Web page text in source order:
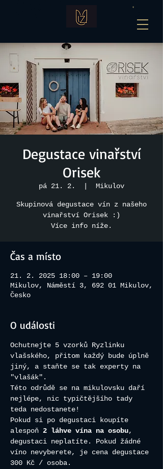
Degustace vinařství
Orisek
pá 21. 2. Mikulov
Skupinová degustace vín z našeho
vinařství Orisek :)
Více info níže.
Čas a místo
21. 2. 2025 18:00 – 19:00
Mikulov, Náměstí 3, 692 01 Mikulov,
Česko
O události
Ochutnejte 5 vzorků Ryzlinku
vlašského, přitom každý bude úplně
jiný, a staňte se tak experty na
"vlašák".
Této odrůdě se na mikulovsku daří
nejlépe, nic typičtějšího tady
teda nedostanete!
Pokud si po degustaci koupíte
alespoň 2 láhve vína na osobu,
degustaci neplatíte. Pokud žádné
víno nevyberete, je cena degustace
300 Kč / osoba.